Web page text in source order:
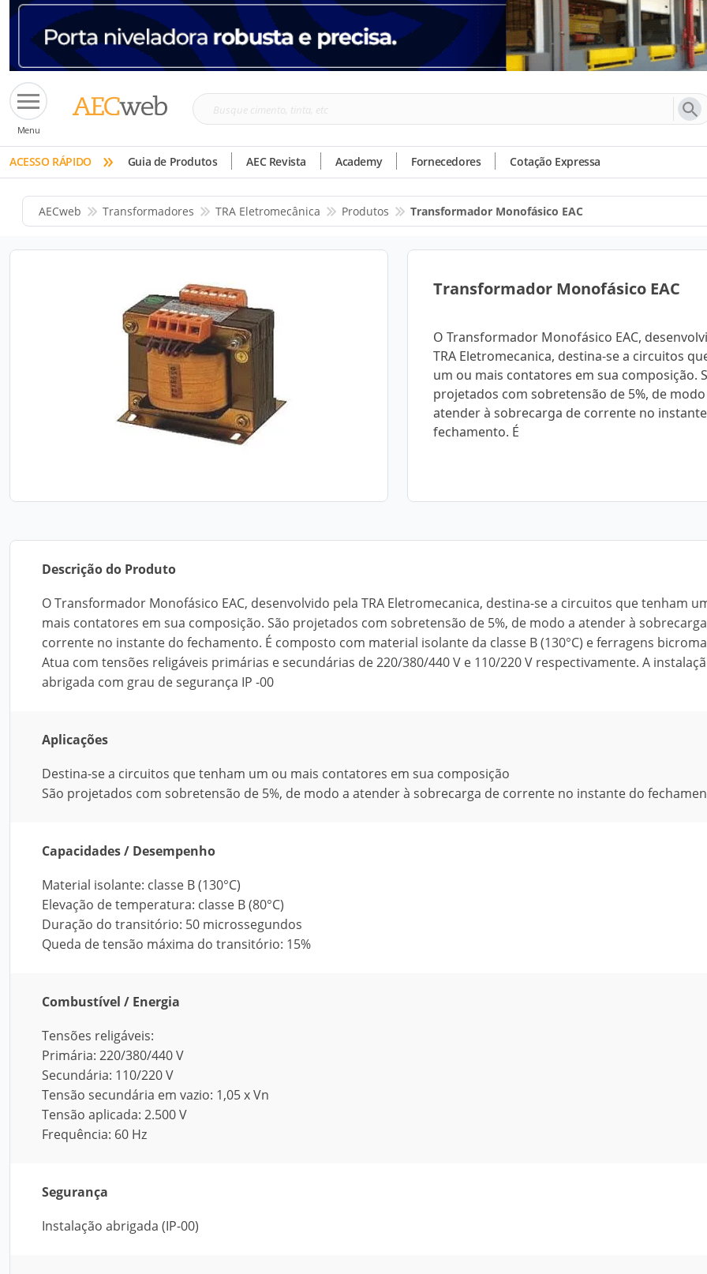
Menu
Busque
tinta,
etc
ACESSO RÁPIDO » Guia de Produtos AEC Revista Academy Fornecedores Cotação Expressa
AECweb Transformadores TRA Eletromecânica Produtos Transformador Monofásico EAC
Transformador Monofásico EAC
O Transformador Monofásico EAC,
TRA Eletromecanica, destina-se a circuitos
um ou mais contatores em sua composição.
projetados com sobretensão de 5%, de
atender à sobrecarga de corrente no
fechamento. É
Descrição do Produto
O Transformador Monofásico EAC, desenvolvido pela TRA Eletromecanica, destina-se a circuitos que tenham
mais contatores em sua composição. São projetados com sobretensão de 5%, de modo a atender à
corrente no instante do fechamento. É composto com material isolante da classe B (130°C) e ferragens
Atua com tensões religáveis primárias e secundárias de 220/380/440 V e 110/220 V respectivamente. A
abrigada com grau de segurança IP -00
Aplicações
Destina-se a circuitos que tenham um ou mais contatores em sua composição
São projetados com sobretensão de 5%, de modo a atender à sobrecarga de corrente no instante do
Capacidades / Desempenho
Material isolante: classe B (130°C)
Elevação de temperatura: classe B (80°C)
Duração do transitório: 50 microssegundos
Queda de tensão máxima do transitório: 15%
Combustível / Energia
Tensões religáveis:
Primária: 220/380/440 V
Secundária: 110/220 V
Tensão secundária em vazio: 1,05 x Vn
Tensão aplicada: 2.500 V
Frequência: 60 Hz
Segurança
Instalação abrigada (IP-00)